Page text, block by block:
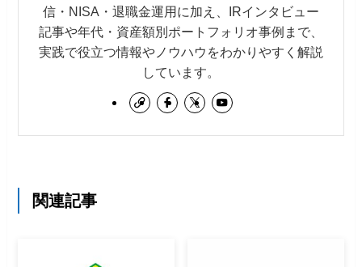
信・NISA・退職金運用に加え、IRインタビュー
記事や年代・資産額別ポートフォリオ事例まで、
実践で役立つ情報やノウハウをわかりやすく解説
しています。
関連記事